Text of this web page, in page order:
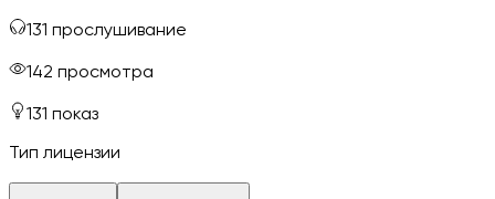
131 прослушивание
142 просмотра
131 показ
Тип лицензии